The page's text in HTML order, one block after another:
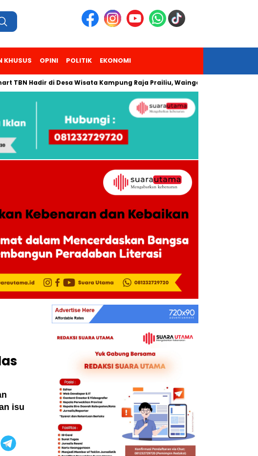
KHUSUS OPINI POLITIK EKONOMI
di Desa Wisata Kampung Raja Prailiu, Waingapu!
isu